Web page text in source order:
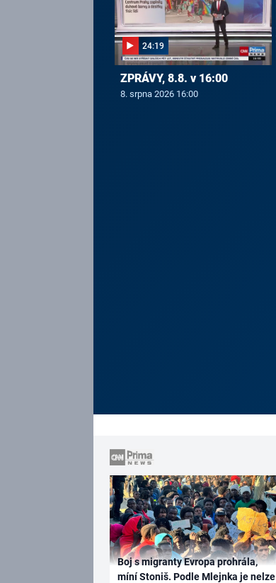
24:19
ZPRÁVY, 8.8. v 16:00
8. srpna 2026 16:00
Boj s migranty Evropa prohrála,
míní Stoniš. Podle Mlejnka je nelze